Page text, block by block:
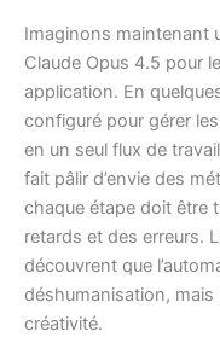
Imaginons maintenant
Claude Opus 4.5 pour
application. En
configuré pour gérer
en un seul flux de
fait pâlir d’envie des
chaque étape doit être
retards et des erreurs.
découvrent que
déshumanisation, mais
créativité.